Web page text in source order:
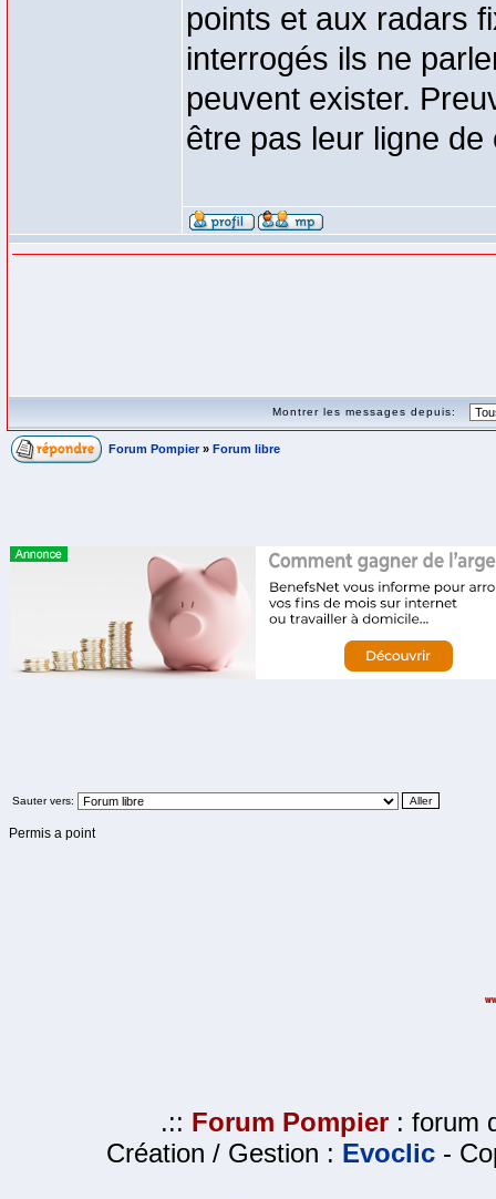
points et aux radars
interrogés ils ne
peuvent exister.
être pas leur ligne
Montrer les messages depuis:
Forum Pompier » Forum libre
Sauter vers:
Permis a point
.:: Forum Pompier : forum
Création / Gestion : Evoclic -